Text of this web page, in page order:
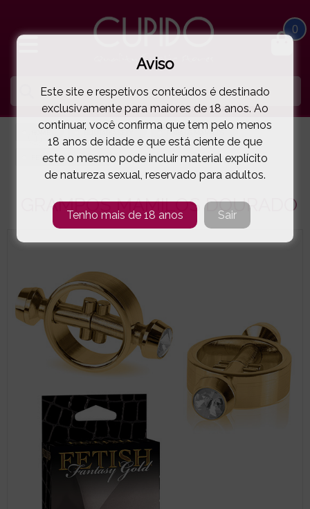
0
PARA OS MAMILOS
FETISH FANTASY GOLD GRAMPOS MAMILOS DOURADO ( 96-22195 )
GRAMPOS MAMILOS DOURADO
Aviso
Este site e respetivos conteúdos é destinado
exclusivamente para maiores de 18 anos. Ao
continuar, você confirma que tem pelo menos
18 anos de idade e que está ciente de que
este o mesmo pode incluir material explícito
de natureza sexual, reservado para adultos.
Tenho mais de 18 anos Sair